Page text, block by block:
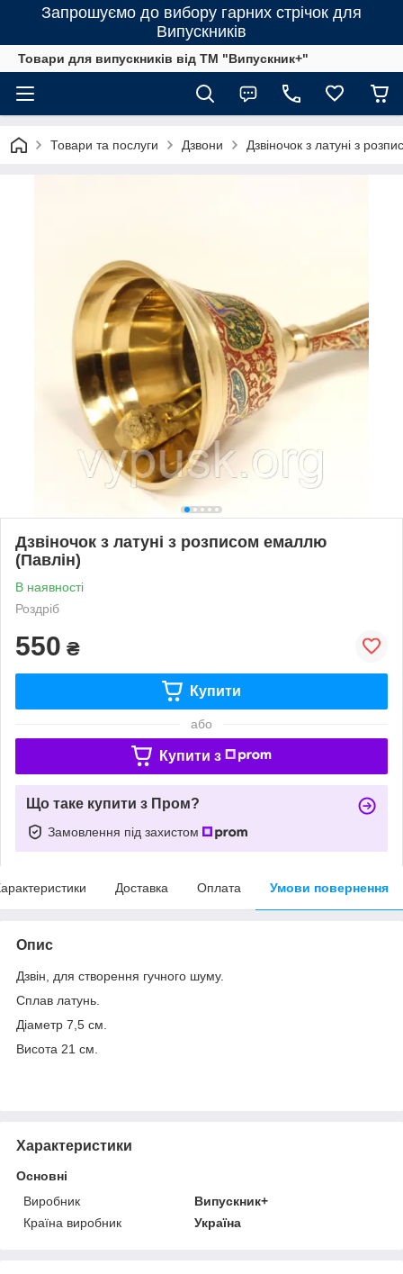
Запрошуємо до вибору гарних стрічок для
Випускників
Товари для випускників від ТМ "Випускник+"
Товари та послуги Дзвони Дзвіночок з латуні з
Дзвіночок з латуні з розписом емаллю
(Павлін)
В наявності
Роздріб
550 ₴
Купити
або
Купити з
Що таке купити з Пром?
Замовлення під захистом
Доставка Оплата Умови повернення
Опис
Дзвін, для створення гучного шуму.
Сплав латунь.
Діаметр 7,5 см.
Висота 21 см.
Характеристики
Основні
Виробник
Випускник+
Країна виробник
Україна